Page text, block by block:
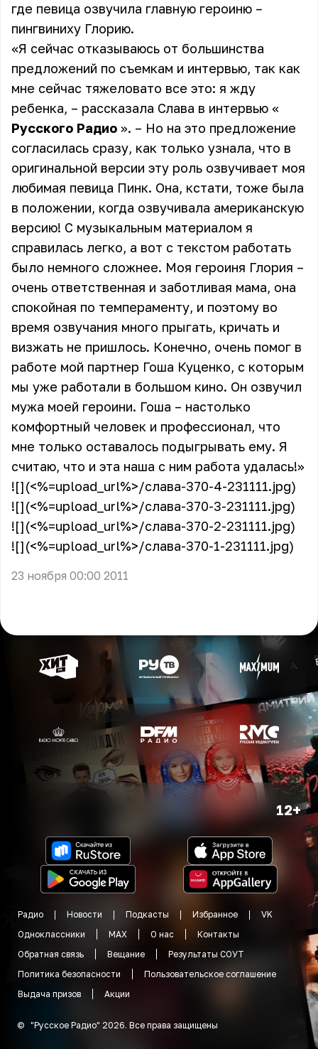
где певица озвучила главную героиню –
пингвиниху Глорию.
«Я сейчас отказываюсь от большинства
предложений по съемкам и интервью, так как
мне сейчас тяжеловато все это: я жду
ребенка, – рассказала Слава в интервью «
Русского Радио ». – Но на это предложение
согласилась сразу, как только узнала, что в
оригинальной версии эту роль озвучивает моя
любимая певица Пинк. Она, кстати, тоже была
в положении, когда озвучивала американскую
версию! С музыкальным материалом я
справилась легко, а вот с текстом работать
было немного сложнее. Моя героиня Глория –
очень ответственная и заботливая мама, она
спокойная по темпераменту, и поэтому во
время озвучания много прыгать, кричать и
визжать не пришлось. Конечно, очень помог в
работе мой партнер Гоша Куценко, с которым
мы уже работали в большом кино. Он озвучил
мужа моей героини. Гоша – настолько
комфортный человек и профессионал, что
мне только оставалось подыгрывать ему. Я
считаю, что и эта наша с ним работа удалась!»
![](<%=upload_url%>/слава-370-4-231111.jpg)
![](<%=upload_url%>/слава-370-3-231111.jpg)
![](<%=upload_url%>/слава-370-2-231111.jpg)
![](<%=upload_url%>/слава-370-1-231111.jpg)
23 ноября 00:00 2011
12+
Радио Новости Подкасты Избранное
VK
Одноклассники
MAX О нас
Контакты
Обратная связь
Вещание
Результаты СОУТ
Политика безопасности
Пользовательское соглашение
Выдача призов
Акции
© "Русское Радио" 2026. Все права защищены